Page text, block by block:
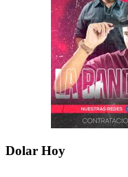
Dolar Hoy